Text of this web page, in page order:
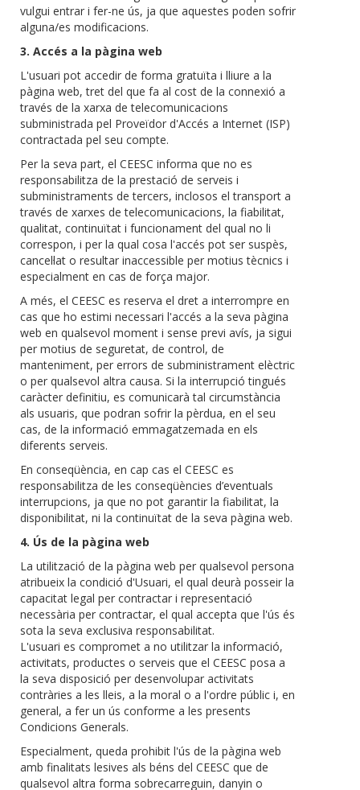
vulgui entrar i fer-ne ús, ja que aquestes poden sofrir
alguna/es modificacions.
3. Accés a la pàgina web
L'usuari pot accedir de forma gratuïta i lliure a la
pàgina web, tret del que fa al cost de la connexió a
través de la xarxa de telecomunicacions
subministrada pel Proveïdor d'Accés a Internet (ISP)
contractada pel seu compte.
Per la seva part, el CEESC informa que no es
responsabilitza de la prestació de serveis i
subministraments de tercers, inclosos el transport a
través de xarxes de telecomunicacions, la fiabilitat,
qualitat, continuïtat i funcionament del qual no li
correspon, i per la qual cosa l'accés pot ser suspès,
cancel·lat o resultar inaccessible per motius tècnics i
especialment en cas de força major.
A més, el CEESC es reserva el dret a interrompre en
cas que ho estimi necessari l'accés a la seva pàgina
web en qualsevol moment i sense previ avís, ja sigui
per motius de seguretat, de control, de
manteniment, per errors de subministrament elèctric
o per qualsevol altra causa. Si la interrupció tingués
caràcter definitiu, es comunicarà tal circumstància
als usuaris, que podran sofrir la pèrdua, en el seu
cas, de la informació emmagatzemada en els
diferents serveis.
En conseqüència, en cap cas el CEESC es
responsabilitza de les conseqüències d’eventuals
interrupcions, ja que no pot garantir la fiabilitat, la
disponibilitat, ni la continuïtat de la seva pàgina web.
4. Ús de la pàgina web
La utilització de la pàgina web per qualsevol persona
atribueix la condició d'Usuari, el qual deurà posseir la
capacitat legal per contractar i representació
necessària per contractar, el qual accepta que l'ús és
sota la seva exclusiva responsabilitat.
L'usuari es compromet a no utilitzar la informació,
activitats, productes o serveis que el CEESC posa a
la seva disposició per desenvolupar activitats
contràries a les lleis, a la moral o a l'ordre públic i, en
general, a fer un ús conforme a les presents
Condicions Generals.
Especialment, queda prohibit l'ús de la pàgina web
amb finalitats lesives als béns del CEESC que de
qualsevol altra forma sobrecarreguin, danyin o